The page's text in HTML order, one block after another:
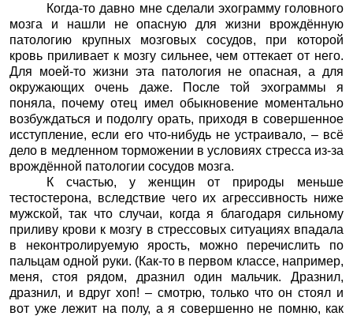
Когда-то давно мне сделали эхограмму головного
мозга и нашли не опасную для жизни врождённую
патологию крупных мозговых сосудов, при которой
кровь приливает к мозгу сильнее, чем оттекает от него.
Для моей-то жизни эта патология не опасная, а для
окружающих очень даже. После той эхограммы я
поняла, почему отец имел обыкновение моментально
возбуждаться и подолгу орать, приходя в совершенное
исступление, если его что-нибудь не устраивало, – всё
дело в медленном торможении в условиях стресса из-за
врождённой патологии сосудов мозга.
К счастью, у женщин от природы меньше
тестостерона, вследствие чего их агрессивность ниже
мужской, так что случаи, когда я благодаря сильному
приливу крови к мозгу в стрессовых ситуациях впадала
в неконтролируемую ярость, можно перечислить по
пальцам одной руки. (Как-то в первом классе, например,
меня, стоя рядом, дразнил один мальчик. Дразнил,
дразнил, и вдруг хоп! – смотрю, только что он стоял и
вот уже лежит на полу, а я совершенно не помню, как